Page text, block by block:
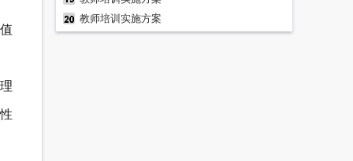
教师培训实施方案